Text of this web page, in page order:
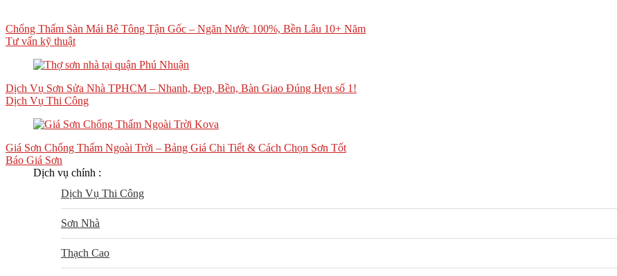
Chống Thấm Sàn Mái Bê Tông Tận Gốc – Ngăn Nước 100%, Bền Lâu 10+ Năm
Tư vấn kỹ thuật
Dịch Vụ Sơn Sửa Nhà TPHCM – Nhanh, Đẹp, Bền, Bàn Giao Đúng Hẹn số 1!
Dịch Vụ Thi Công
Giá Sơn Chống Thấm Ngoài Trời – Bảng Giá Chi Tiết & Cách Chọn Sơn Tốt
Báo Giá Sơn
Dịch vụ chính :
Dịch Vụ Thi Công
Sơn Nhà
Thạch Cao